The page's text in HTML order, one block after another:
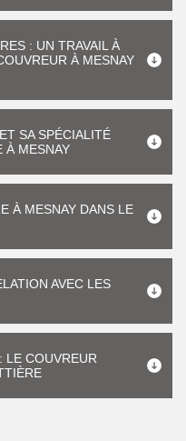
: UN TRAVAIL À
À MESNAY
SA SPÉCIALITÉ
À MESNAY
À MESNAY DANS LE
AVEC LES
LE COUVREUR